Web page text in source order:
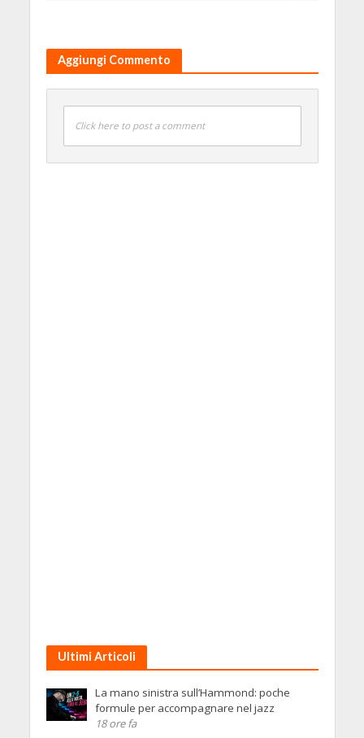
Aggiungi Commento
Click here to post a comment
Ultimi Articoli
La mano sinistra sull’Hammond: poche
formule per accompagnare nel jazz
18 ore fa